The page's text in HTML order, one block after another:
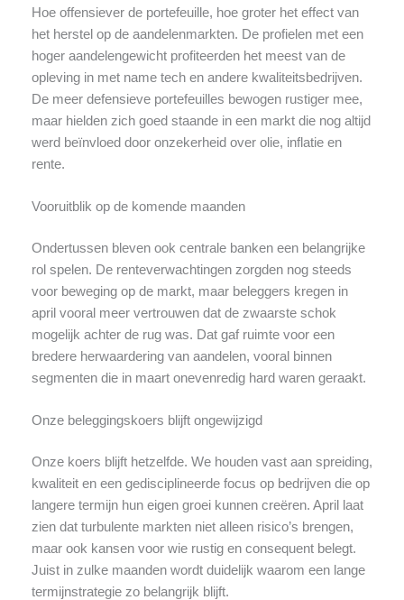
Hoe offensiever de portefeuille, hoe groter het effect van
het herstel op de aandelenmarkten. De profielen met een
hoger aandelengewicht profiteerden het meest van de
opleving in met name tech en andere kwaliteitsbedrijven.
De meer defensieve portefeuilles bewogen rustiger mee,
maar hielden zich goed staande in een markt die nog altijd
werd beïnvloed door onzekerheid over olie, inflatie en
rente.
Vooruitblik op de komende maanden
Ondertussen bleven ook centrale banken een belangrijke
rol spelen. De renteverwachtingen zorgden nog steeds
voor beweging op de markt, maar beleggers kregen in
april vooral meer vertrouwen dat de zwaarste schok
mogelijk achter de rug was. Dat gaf ruimte voor een
bredere herwaardering van aandelen, vooral binnen
segmenten die in maart onevenredig hard waren geraakt.
Onze beleggingskoers blijft ongewijzigd
Onze koers blijft hetzelfde. We houden vast aan spreiding,
kwaliteit en een gedisciplineerde focus op bedrijven die op
langere termijn hun eigen groei kunnen creëren. April laat
zien dat turbulente markten niet alleen risico’s brengen,
maar ook kansen voor wie rustig en consequent belegt.
Juist in zulke maanden wordt duidelijk waarom een lange
termijnstrategie zo belangrijk blijft.